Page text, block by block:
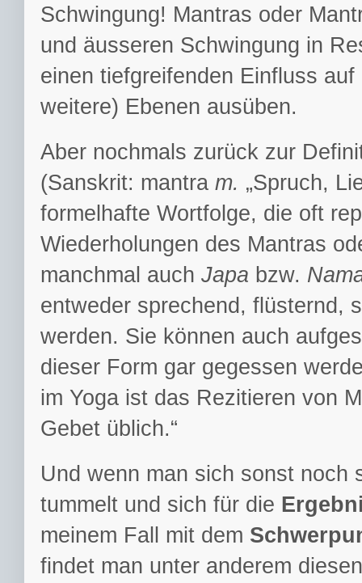
Schwingung! Mantras oder
und äusseren Schwingung in
einen tiefgreifenden Einfluss
weitere) Ebenen ausüben.
Aber nochmals zurück zur
(Sanskrit: mantra m. „Spruch,
formelhafte Wortfolge, die oft
Wiederholungen des Mantras
manchmal auch Japa bzw.
entweder sprechend, flüsternd,
werden. Sie können auch
dieser Form gar gegessen
im Yoga ist das Rezitieren von
Gebet üblich.“
Und wenn man sich sonst noch
tummelt und sich für die
meinem Fall mit dem
findet man unter anderem